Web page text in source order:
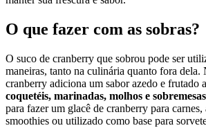
O que fazer com as sobras?
O suco de cranberry que sobrou pode ser
maneiras, tanto na culinária quanto fora dela.
cranberry adiciona um sabor azedo e frutado
coquetéis, marinadas, molhos e sobremesas
para fazer um glacê de cranberry para carnes,
smoothies ou utilizado como base para